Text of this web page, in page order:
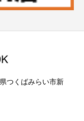
つくばみらい市新